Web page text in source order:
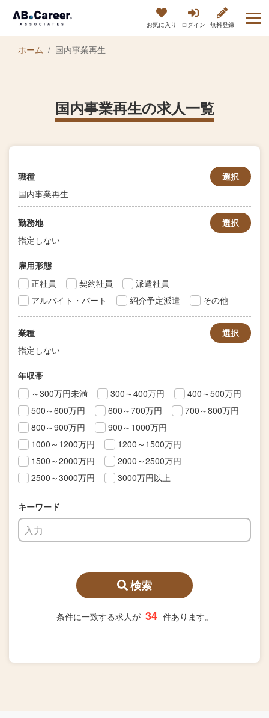
お気に入り ログイン 無料登録
ホーム 国内事業再生
国内事業再生の求人一覧
職種
国内事業再生
選択
勤務地
指定しない
選択
雇用形態
正社員
契約社員
派遣社員
アルバイト・パート
紹介予定派遣 その他
業種
指定しない
選択
年収帯
～300万円未満
300～400万円
400～500万円
500～600万円
600～700万円
700～800万円
800～900万円
900～1000万円
1000～1200万円
1200～1500万円
1500～2000万円
2000～2500万円
2500～3000万円
3000万円以上
キーワード
検索
条件に一致する求人が 34 件あります。